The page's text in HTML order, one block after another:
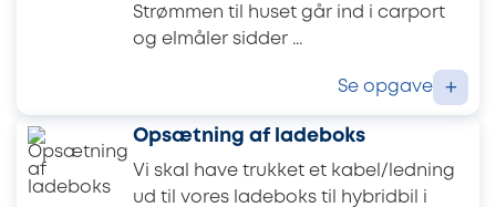
Strømmen til huset går ind i carport
og elmåler sidder ...
Se opgave +
Opsætning af ladeboks
Vi skal have trukket et kabel/ledning
ud til vores ladeboks til hybridbil i